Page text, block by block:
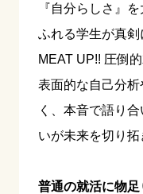
『自分らしさ』
ふれる学生が真
MEAT UP!! 圧倒
表面的な自己分
く、本音で語り
いが未来を切り拓
普通の就活に物